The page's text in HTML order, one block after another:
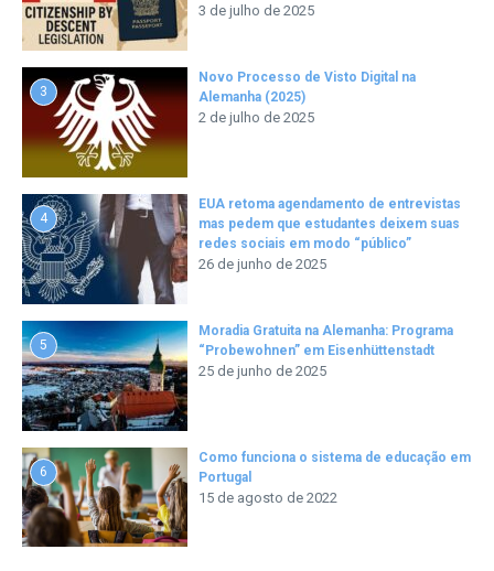
3 de julho de 2025
3
Novo Processo de Visto Digital na
Alemanha (2025)
2 de julho de 2025
4
EUA retoma agendamento de entrevistas
mas pedem que estudantes deixem suas
redes sociais em modo “público”
26 de junho de 2025
5
Moradia Gratuita na Alemanha: Programa
“Probewohnen” em Eisenhüttenstadt
25 de junho de 2025
6
Como funciona o sistema de educação em
Portugal
15 de agosto de 2022